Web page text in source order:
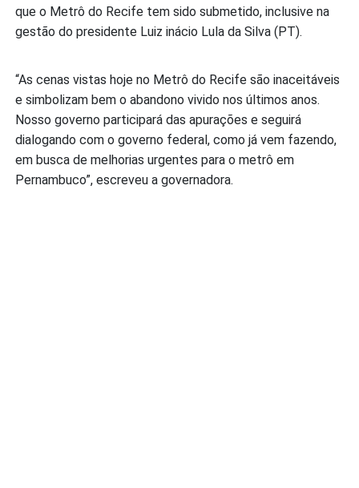
que o Metrô do Recife tem sido submetido, inclusive na
gestão do presidente Luiz inácio Lula da Silva (PT).
“As cenas vistas hoje no Metrô do Recife são inaceitáveis
e simbolizam bem o abandono vivido nos últimos anos.
Nosso governo participará das apurações e seguirá
dialogando com o governo federal, como já vem fazendo,
em busca de melhorias urgentes para o metrô em
Pernambuco”, escreveu a governadora.